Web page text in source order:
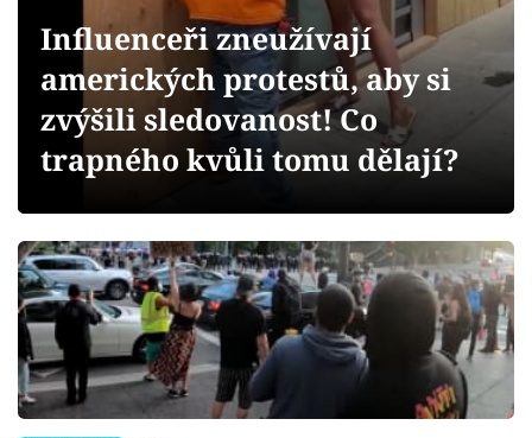
Sledujte prima+
Sledujte nás
Influenceři zneužívají
amerických protestů, aby si
zvýšili sledovanost! Co
trapného kvůli tomu dělají?